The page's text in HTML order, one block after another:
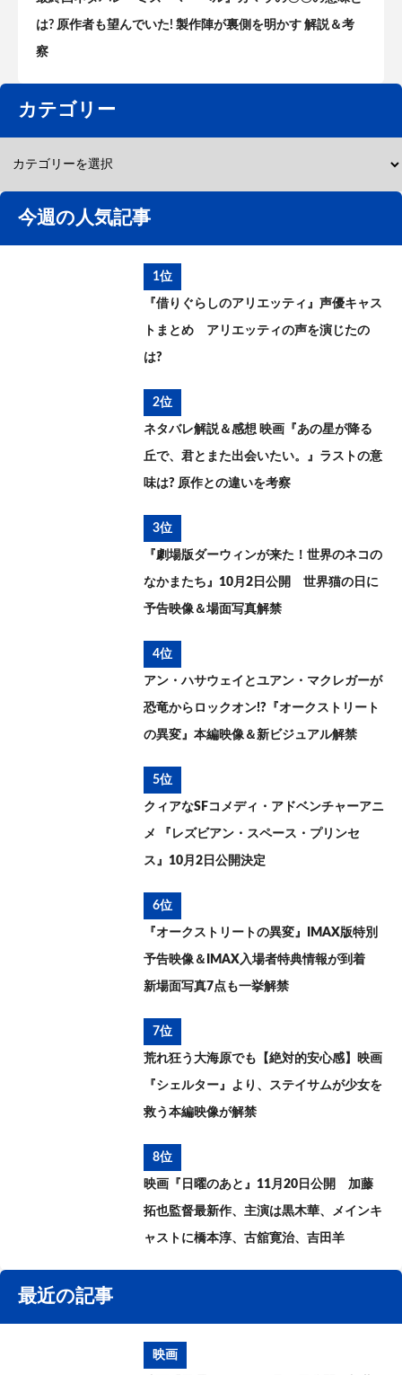
は? 原作者も望んでいた! 製作陣が裏側を明かす 解説＆考
察
カテゴリー
今週の人気記事
1位
『借りぐらしのアリエッティ』声優キャス
トまとめ アリエッティの声を演じたの
は?
2位
ネタバレ解説＆感想 映画『あの星が降る
丘で、君とまた出会いたい。』ラストの意
味は? 原作との違いを考察
3位
『劇場版ダーウィンが来た！世界のネコの
なかまたち』10月2日公開 世界猫の日に
予告映像＆場面写真解禁
4位
アン・ハサウェイとユアン・マクレガーが
恐竜からロックオン!?『オークストリート
の異変』本編映像＆新ビジュアル解禁
5位
クィアなSFコメディ・アドベンチャーアニ
メ 『レズビアン・スペース・プリンセ
ス』10月2日公開決定
6位
『オークストリートの異変』IMAX版特別
予告映像＆IMAX入場者特典情報が到着
新場面写真7点も一挙解禁
7位
荒れ狂う大海原でも【絶対的安心感】映画
『シェルター』より、ステイサムが少女を
救う本編映像が解禁
8位
映画『日曜のあと』11月20日公開 加藤
拓也監督最新作、主演は黒木華、メインキ
ャストに橋本淳、古舘寛治、吉田羊
最近の記事
映画